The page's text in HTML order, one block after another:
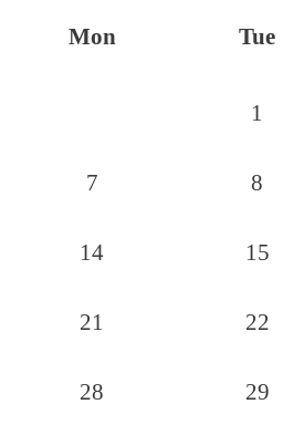
Mon Tue
1
7 8
14 15
21 22
28 29